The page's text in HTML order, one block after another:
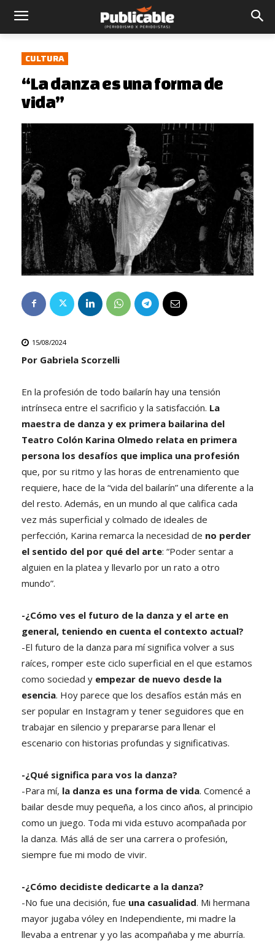
CULTURA
“La danza es una forma de
vida”
15/08/2024
Por Gabriela Scorzelli
En la profesión de todo bailarín hay una tensión
intrínseca entre el sacrificio y la satisfacción. La
maestra de danza y ex primera bailarina del
Teatro Colón Karina Olmedo relata en primera
persona los desafíos que implica una profesión
que, por su ritmo y las horas de entrenamiento que
requiere, hace de la “vida del bailarín” una diferente a la
del resto. Además, en un mundo al que califica cada
vez más superficial y colmado de ideales de
perfección, Karina remarca la necesidad de no perder
el sentido del por qué del arte: “Poder sentar a
alguien en la platea y llevarlo por un rato a otro
mundo”.
-¿Cómo ves el futuro de la danza y el arte en
general, teniendo en cuenta el contexto actual?
-El futuro de la danza para mí significa volver a sus
raíces, romper este ciclo superficial en el que estamos
como sociedad y empezar de nuevo desde la
esencia. Hoy parece que los desafíos están más en
ser popular en Instagram y tener seguidores que en
trabajar en silencio y prepararse para llenar el
escenario con historias profundas y significativas.
-¿Qué significa para vos la danza?
-Para mí, la danza es una forma de vida. Comencé a
bailar desde muy pequeña, a los cinco años, al principio
como un juego. Toda mi vida estuvo acompañada por
la danza. Más allá de ser una carrera o profesión,
siempre fue mi modo de vivir.
-¿Cómo decidiste dedicarte a la danza?
-No fue una decisión, fue una casualidad. Mi hermana
mayor jugaba vóley en Independiente, mi madre la
llevaba a entrenar y yo las acompañaba y me aburría.